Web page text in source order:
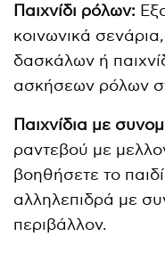
Παιχνίδι ρόλων:
κοινωνικά
δασκάλων ή
ασκήσεων ρόλων
Παιχνίδια με
ραντεβού με
βοηθήσετε το
αλληλεπιδρά με
περιβάλλον.